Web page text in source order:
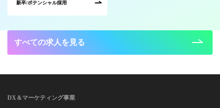
新卒/ポテンシャル採用
すべての求人を見る
DX＆マーケティング事業